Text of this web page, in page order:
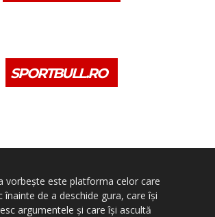
SPORTBULL.RO
vorbește este platforma celor care
înainte de a deschide gura, care își
argumentele și care își ascultă